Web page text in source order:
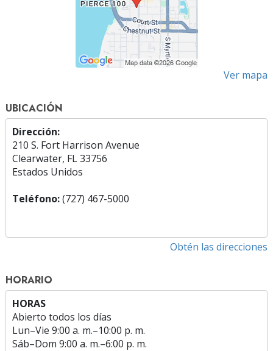
Ver mapa
UBICACIÓN
Dirección:
210 S. Fort Harrison Avenue
Clearwater, FL 33756
Estados Unidos
Teléfono:(727) 467-5000
Obtén las direcciones
HORARIO
HORAS
Abierto todos los días
Lun–Vie 9:00 a. m.–10:00 p. m.
Sáb–Dom 9:00 a. m.–6:00 p. m.